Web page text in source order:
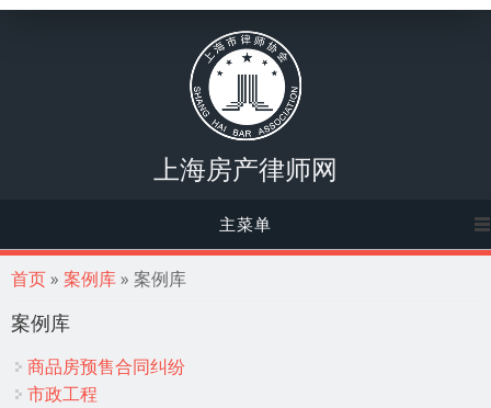
上海房产律师网
主菜单
你在这里
首页» 案例库» 案例库
案例库
商品房预售合同纠纷
市政工程